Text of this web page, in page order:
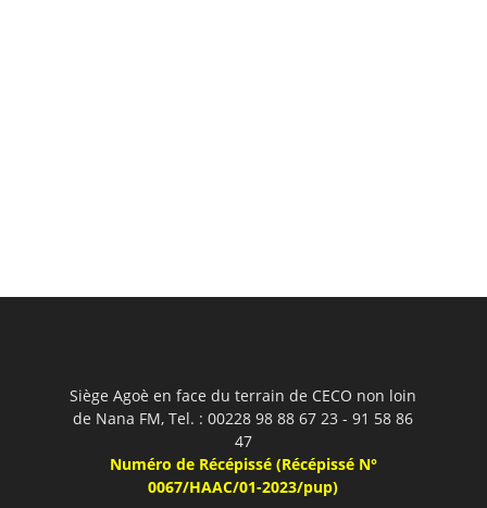
Siège Agoè en face du terrain de CECO non loin
de Nana FM, Tel. : 00228 98 88 67 23 - 91 58 86
47
Numéro de Récépissé (Récépissé N°
0067/HAAC/01-2023/pup)